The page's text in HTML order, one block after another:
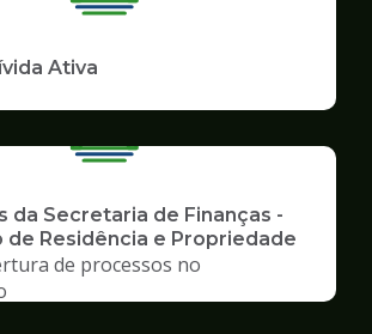
Ativa
da Secretaria de Finanças -
de Residência e Propriedade
de processos no